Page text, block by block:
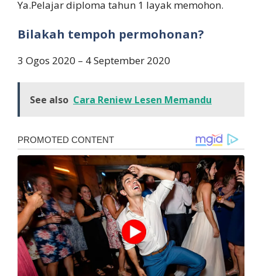
Ya.Pelajar diploma tahun 1 layak memohon.
Bilakah tempoh permohonan?
3 Ogos 2020 – 4 September 2020
See also Cara Reniew Lesen Memandu